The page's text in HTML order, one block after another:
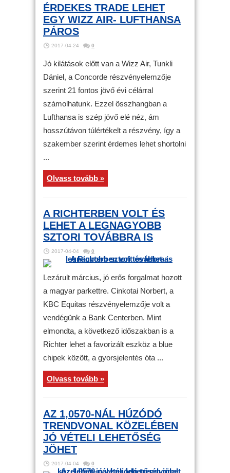
ÉRDEKES TRADE LEHET
EGY WIZZ AIR- LUFTHANSA
PÁROS
2017-04-24 0
Jó kilátások előtt van a Wizz Air, Tunkli
Dániel, a Concorde részvényelemzője
szerint 21 fontos jövő évi célárral
számolhatunk. Ezzel összhangban a
Lufthansa is szép jövő elé néz, ám
hosszútávon túlértékelt a részvény, így a
szakember szerint érdemes lehet shortolni
...
Olvass tovább »
A RICHTERBEN VOLT ÉS
LEHET A LEGNAGYOBB
SZTORI TOVÁBBRA IS
2017-04-04 0
Lezárult március, jó erős forgalmat hozott
a magyar parkettre. Cinkotai Norbert, a
KBC Equitas részvényelemzője volt a
vendégünk a Bank Centerben. Mint
elmondta, a következő időszakban is a
Richter lehet a favorizált eszköz a blue
chipek között, a gyorsjelentés óta ...
Olvass tovább »
AZ 1,0570-NÁL HÚZÓDÓ
TRENDVONAL KÖZELÉBEN
JÓ VÉTELI LEHETŐSÉG
JÖHET
2017-04-04 0